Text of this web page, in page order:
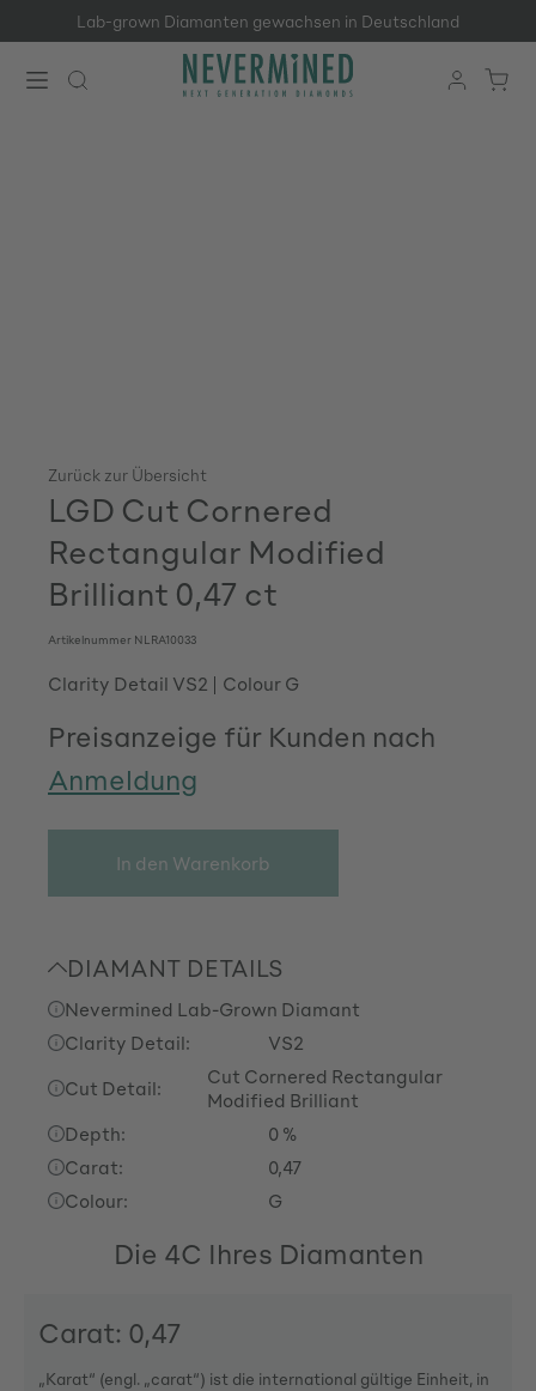
Zum Hauptinhalt springen
Lab-grown Diamanten gewachsen in Deutschland
Zurück zur Übersicht
LGD Cut Cornered
Rectangular Modified
Brilliant 0,47 ct
Artikelnummer NLRA10033
Clarity Detail VS2 Colour G
Preisanzeige für Kunden nach
Anmeldung
In den Warenkorb
DIAMANT DETAILS
Nevermined Lab-Grown Diamant
Clarity Detail:
VS2
Cut Detail:
Cut Cornered Rectangular
Modified Brilliant
Depth:
0 %
Carat:
0,47
Colour:
G
Die 4C Ihres Diamanten
Carat: 0,47
„Karat“ (engl. „carat“) ist die international gültige Einheit, in